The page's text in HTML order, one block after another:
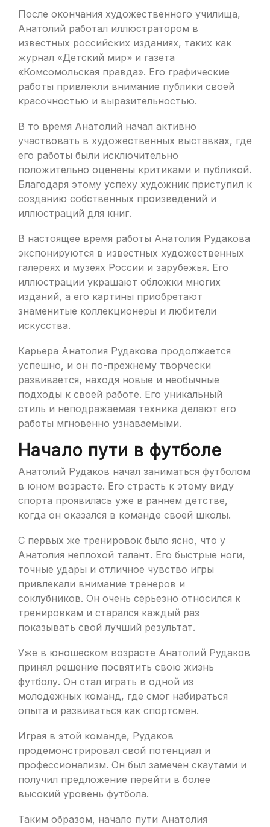
После окончания художественного училища,
Анатолий работал иллюстратором в
известных российских изданиях, таких как
журнал «Детский мир» и газета
«Комсомольская правда». Его графические
работы привлекли внимание публики своей
красочностью и выразительностью.
В то время Анатолий начал активно
участвовать в художественных выставках, где
его работы были исключительно
положительно оценены критиками и публикой.
Благодаря этому успеху художник приступил к
созданию собственных произведений и
иллюстраций для книг.
В настоящее время работы Анатолия Рудакова
экспонируются в известных художественных
галереях и музеях России и зарубежья. Его
иллюстрации украшают обложки многих
изданий, а его картины приобретают
знаменитые коллекционеры и любители
искусства.
Карьера Анатолия Рудакова продолжается
успешно, и он по-прежнему творчески
развивается, находя новые и необычные
подходы к своей работе. Его уникальный
стиль и неподражаемая техника делают его
работы мгновенно узнаваемыми.
Начало пути в футболе
Анатолий Рудаков начал заниматься футболом
в юном возрасте. Его страсть к этому виду
спорта проявилась уже в раннем детстве,
когда он оказался в команде своей школы.
С первых же тренировок было ясно, что у
Анатолия неплохой талант. Его быстрые ноги,
точные удары и отличное чувство игры
привлекали внимание тренеров и
соклубников. Он очень серьезно относился к
тренировкам и старался каждый раз
показывать свой лучший результат.
Уже в юношеском возрасте Анатолий Рудаков
принял решение посвятить свою жизнь
футболу. Он стал играть в одной из
молодежных команд, где смог набираться
опыта и развиваться как спортсмен.
Играя в этой команде, Рудаков
продемонстрировал свой потенциал и
профессионализм. Он был замечен скаутами и
получил предложение перейти в более
высокий уровень футбола.
Таким образом, начало пути Анатолия